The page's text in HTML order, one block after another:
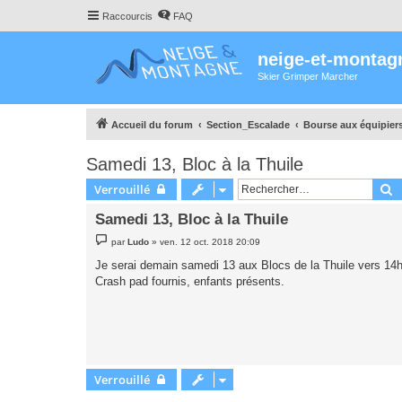
Raccourcis FAQ
neige-et-
Skier Grimper Marcher
Accueil du forum Section_Escalade Bourse aux
Samedi 13, Bloc à la Thuile
Verrouillé
Samedi 13, Bloc à la Thuile
e
s
a
parLudo »ven. 12 oct. 2018 20:09
Je serai demain samedi 13 aux Blocs de la Thuile vers
Crash pad fournis, enfants présents.
Verrouillé